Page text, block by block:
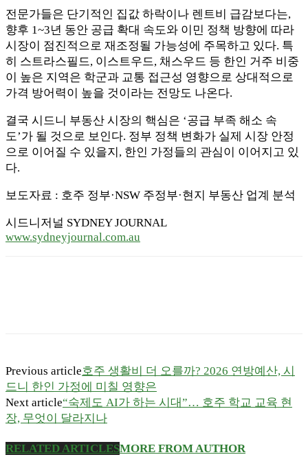
전문가들은 단기적인 집값 하락이나 렌트비 급감보다는,
향후 1~3년 동안 공급 확대 속도와 이민 정책 방향에 따라
시장이 점진적으로 재조정될 가능성에 주목하고 있다. 특
히 스트라스필드, 이스트우드, 채스우드 등 한인 거주 비중
이 높은 지역은 학군과 교통 접근성 영향으로 상대적으로
가격 방어력이 높을 것이라는 전망도 나온다.
결국 시드니 부동산 시장의 핵심은 ‘공급 부족 해소 속
도’가 될 것으로 보인다. 정부 정책 변화가 실제 시장 안정
으로 이어질 수 있을지, 한인 가정들의 관심이 이어지고 있
다.
보도자료 : 호주 정부·NSW 주정부·현지 부동산 업계 분석
시드니저널 SYDNEY JOURNAL
www.sydneyjournal.com.au
Previous article호주 생활비 더 오를까? 2026 연방예산, 시
드니 한인 가정에 미칠 영향은
Next article“숙제도 AI가 하는 시대”… 호주 학교 교육 현
장, 무엇이 달라지나
RELATED ARTICLESMORE FROM AUTHOR